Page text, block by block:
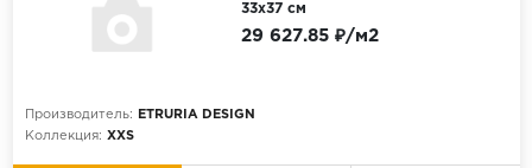
33x37 см
Производитель:
ETRURIA DESIGN
Коллекция: XXS
29 627.85 ₽/м2